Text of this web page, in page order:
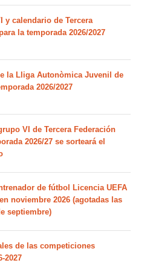
y calendario de Tercera
la temporada 2026/2027
la Lliga Autonòmica Juvenil de
2026/2027
VI de Tercera Federación
2026/27 se sorteará el
de fútbol Licencia UEFA
noviembre 2026 (agotadas las
septiembre)
de las competiciones
2027